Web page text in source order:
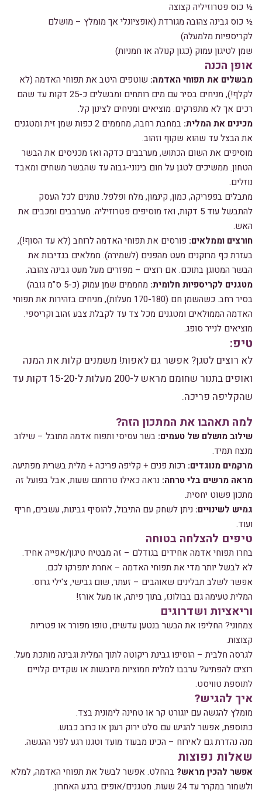
½ כוס פטרוזיליה קצוצה
½ כוס גבינה צהובה מגורדת (אופציונלי אך מומלץ – מושלם
לקריספיות מלמעלה)
שמן לטיגון עמוק (כגון קנולה או חמניות)
אופן הכנה
מבשלים את תפוחי האדמה: שוטפים היטב את תפוחי האדמה (לא
לקלף!), מניחים בסיר עם מים רותחים ומבשלים כ-25 דקות עד שהם
רכים אך לא מתפרקים. מוציאים ומניחים לצינון קל.
מכינים את המלית:
במחבת רחבה, מחממים 2 כפות שמן זית ומטגנים
את הבצל עד שהוא שקוף וזהוב.
מוסיפים את השום הכתוש, מערבבים כדקה ואז מכניסים את הבשר
הטחון. ממשיכים לטגן על חום בינוני-גבוה עד שהבשר משחים ומאבד
נוזלים.
מתבלים בפפריקה, כמון, קינמון, מלח ופלפל. נותנים לכל העסק
להתבשל עוד 5 דקות, ואז מוסיפים פטרוזיליה. מערבבים ומכבים את
האש.
חורצים וממלאים: פורסים את תפוחי האדמה לרוחב (לא עד הסוף!),
בעזרת כף מרוקנים מעט מהפנים (לשמירה). ממלאים בנדיבות את
הבשר המטוגן בתוכם. אם רוצים – מפזרים מעל מעט גבינה צהובה.
מטגנים לקריספיות חלומית:
מחממים שמן עמוק (כ-5 ס”מ גובה)
בסיר רחב. כשהשמן חם (170-180 מעלות), מניחים בזהירות את תפוחי
האדמה הממולאים ומטגנים מכל צד עד לקבלת צבע זהוב וקריספי.
מוציאים לנייר סופג.
טיפ:
לא רוצים לטגן? אפשר גם לאפות! משמנים קלות את המנה
ואופים בתנור שחומם מראש ל-200 מעלות ל-15-20 דקות עד
שהקליפה פריכה.
למה תאהבו את המתכון הזה?
שילוב מושלם של טעמים: בשר עסיסי ותפוח אדמה מתובל – שילוב
מנצח תמיד.
מרקמים מנוגדים: רכות פנים + קליפה פריכה + מלית בשרית מפתיעה.
מראה מרשים בלי טרחה: נראה כאילו טרחתם שעות, אבל בפועל זה
מתכון פשוט יחסית.
גמיש לשינויים: ניתן לשחק עם התיבול, להוסיף גבינות, עשבים, חריף
ועוד.
טיפים להצלחה בטוחה
בחרו תפוחי אדמה אחידים בגודלם – זה מבטיח טיגון/אפייה אחיד.
לא לבשל יותר מדי את תפוחי האדמה – אחרת יתפרקו לכם.
אפשר לשלב תבלינים שאוהבים – זעתר, שום גבישי, צ'ילי גרוס.
המלית טעימה גם בבולונז, בתוך פיתה, או מעל אורז!
וריאציות ושדרוגים
צמחוני? החליפו את הבשר בנטען עדשים, טופו מפורר או פטריות
קצוצות.
לגרסה חלבית – הוסיפו גבינת ריקוטה לתוך המלית וגבינה מותכת מעל.
רוצים להפתיע? ערבבו למלית חמוציות מיובשות או שקדים קלויים
לתוספת טוויסט.
איך להגיש?
מומלץ להגשה עם יוגורט קר או טחינה לימונית בצד.
כתוספת, אפשר להגיש עם סלט ירוק רענן או כרוב כבוש.
מנה נהדרת גם לאירוח – הכינו מבעוד מועד וטגנו רגע לפני ההגשה.
שאלות נפוצות
אפשר להכין מראש? בהחלט. אפשר לבשל את תפוחי האדמה, למלא
ולשמור במקרר עד 24 שעות. מטגנים/אופים ברגע האחרון.